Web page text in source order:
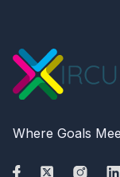
Where Goals